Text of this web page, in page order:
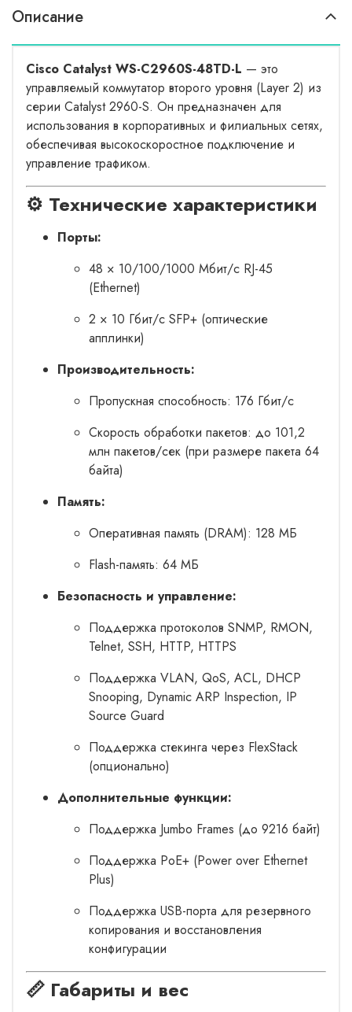
Описание
Cisco Catalyst WS-C2960S-48TD-L — это
управляемый коммутатор второго уровня (Layer 2) из
серии Catalyst 2960-S. Он предназначен для
использования в корпоративных и филиальных сетях,
обеспечивая высокоскоростное подключение и
управление трафиком.
⚙️ Технические характеристики
Порты:
48 × 10/100/1000 Мбит/с RJ-45
(Ethernet)
2 × 10 Гбит/с SFP+ (оптические
апплинки)
Производительность:
Пропускная способность: 176 Гбит/с
Скорость обработки пакетов: до 101,2
млн пакетов/сек (при размере пакета 64
байта)
Память:
Оперативная память (DRAM): 128 МБ
Flash-память: 64 МБ
Безопасность и управление:
Поддержка протоколов SNMP, RMON,
Telnet, SSH, HTTP, HTTPS
Поддержка VLAN, QoS, ACL, DHCP
Snooping, Dynamic ARP Inspection, IP
Source Guard
Поддержка стекинга через FlexStack
(опционально)
Дополнительные функции:
Поддержка Jumbo Frames (до 9216 байт)
Поддержка PoE+ (Power over Ethernet
Plus)
Поддержка USB-порта для резервного
копирования и восстановления
конфигурации
📏 Габариты и вес